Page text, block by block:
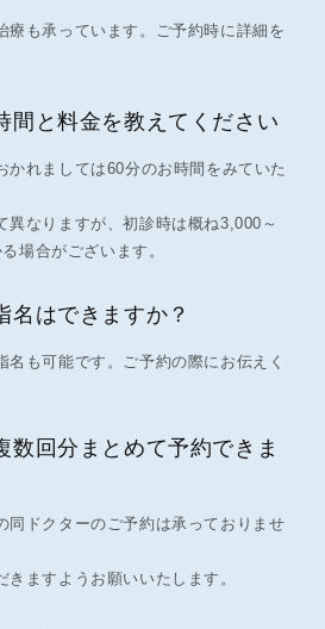
療も承っています。ご予約時に詳細を
間と料金を教えてください
かれましては60分のお時間をみていた
異なりますが、初診時は概ね3,000～
場合がございます。
名はできますか？
名も可能です。ご予約の際にお伝えく
数回分まとめて予約できま
同ドクターのご予約は承っておりませ
きますようお願いいたします。